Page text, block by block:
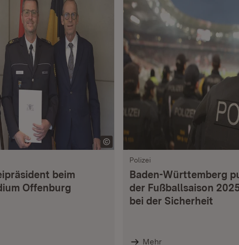
beim
Offenburg
Polizei
Baden-Württemberg
der Fußballsaison
bei der Sicherheit
Mehr